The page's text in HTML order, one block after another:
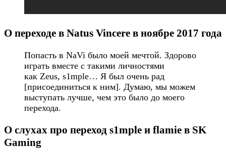
О переходе в Natus Vincere в ноябре 2017 года
Попасть в NaVi было моей мечтой. Здорово
играть вместе с такими личностями
как Zeus, s1mple… Я был очень рад
[присоединиться к ним]. Думаю, мы можем
выступать лучше, чем это было до моего
перехода.
О слухах про переход s1mple и flamie в SK
Gaming